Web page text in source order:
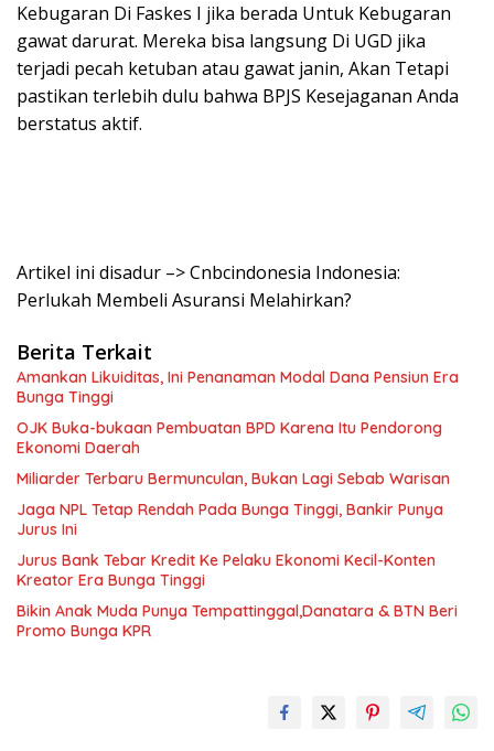
Kebugaran Di Faskes I jika berada Untuk Kebugaran
gawat darurat. Mereka bisa langsung Di UGD jika
terjadi pecah ketuban atau gawat janin, Akan Tetapi
pastikan terlebih dulu bahwa BPJS Kesejaganan Anda
berstatus aktif.
Artikel ini disadur –> Cnbcindonesia Indonesia:
Perlukah Membeli Asuransi Melahirkan?
Berita Terkait
Amankan Likuiditas, Ini Penanaman Modal Dana Pensiun Era
Bunga Tinggi
OJK Buka-bukaan Pembuatan BPD Karena Itu Pendorong
Ekonomi Daerah
Miliarder Terbaru Bermunculan, Bukan Lagi Sebab Warisan
Jaga NPL Tetap Rendah Pada Bunga Tinggi, Bankir Punya
Jurus Ini
Jurus Bank Tebar Kredit Ke Pelaku Ekonomi Kecil-Konten
Kreator Era Bunga Tinggi
Bikin Anak Muda Punya Tempattinggal,Danatara & BTN Beri
Promo Bunga KPR